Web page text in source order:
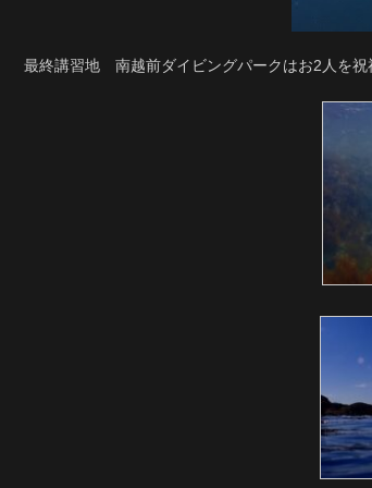
最終講習地 南越前ダイビングパークはお2人を祝